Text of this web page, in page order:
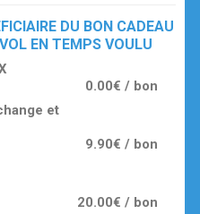
DU BON CADEAU
EN TEMPS VOULU
0.00€ / bon
et
9.90€ / bon
20.00€ / bon